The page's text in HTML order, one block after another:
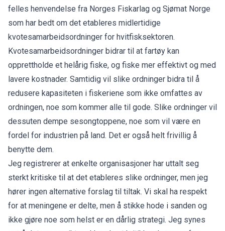
felles henvendelse fra Norges Fiskarlag og Sjømat Norge
som har bedt om det etableres midlertidige
kvotesamarbeidsordninger for hvitfisksektoren.
Kvotesamarbeidsordninger bidrar til at fartøy kan
opprettholde et helårig fiske, og fiske mer effektivt og med
lavere kostnader. Samtidig vil slike ordninger bidra til å
redusere kapasiteten i fiskeriene som ikke omfattes av
ordningen, noe som kommer alle til gode. Slike ordninger vil
dessuten dempe sesongtoppene, noe som vil være en
fordel for industrien på land. Det er også helt frivillig å
benytte dem.
Jeg registrerer at enkelte organisasjoner har uttalt seg
sterkt kritiske til at det etableres slike ordninger, men jeg
hører ingen alternative forslag til tiltak. Vi skal ha respekt
for at meningene er delte, men å stikke hode i sanden og
ikke gjøre noe som helst er en dårlig strategi. Jeg synes